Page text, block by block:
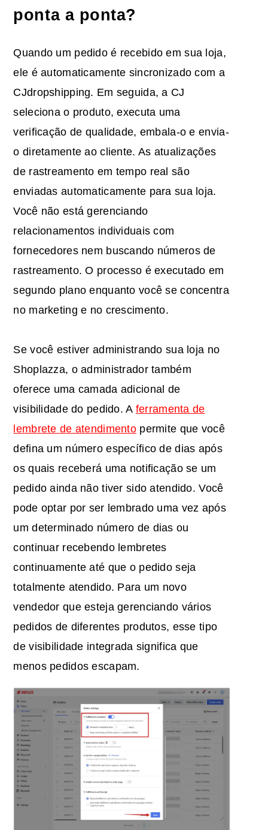
ponta a ponta?
Quando um pedido é recebido em sua loja,
ele é automaticamente sincronizado com a
CJdropshipping. Em seguida, a CJ
seleciona o produto, executa uma
verificação de qualidade, embala-o e envia-
o diretamente ao cliente. As atualizações
de rastreamento em tempo real são
enviadas automaticamente para sua loja.
Você não está gerenciando
relacionamentos individuais com
fornecedores nem buscando números de
rastreamento. O processo é executado em
segundo plano enquanto você se concentra
no marketing e no crescimento.
Se você estiver administrando sua loja no
Shoplazza, o administrador também
oferece uma camada adicional de
visibilidade do pedido. A ferramenta de
lembrete de atendimento permite que você
defina um número específico de dias após
os quais receberá uma notificação se um
pedido ainda não tiver sido atendido. Você
pode optar por ser lembrado uma vez após
um determinado número de dias ou
continuar recebendo lembretes
continuamente até que o pedido seja
totalmente atendido. Para um novo
vendedor que esteja gerenciando vários
pedidos de diferentes produtos, esse tipo
de visibilidade integrada significa que
menos pedidos escapam.